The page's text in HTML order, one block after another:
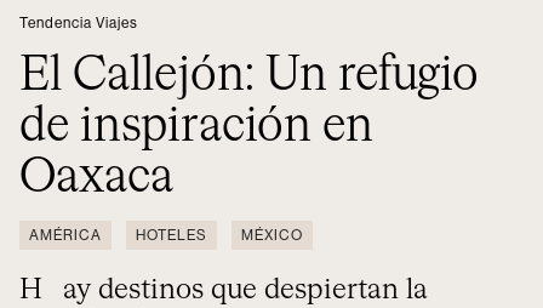
Tendencia Viajes
El Callejón: Un refugio
de inspiración en
Oaxaca
AMÉRICA HOTELES MÉXICO
Hay destinos que despiertan la